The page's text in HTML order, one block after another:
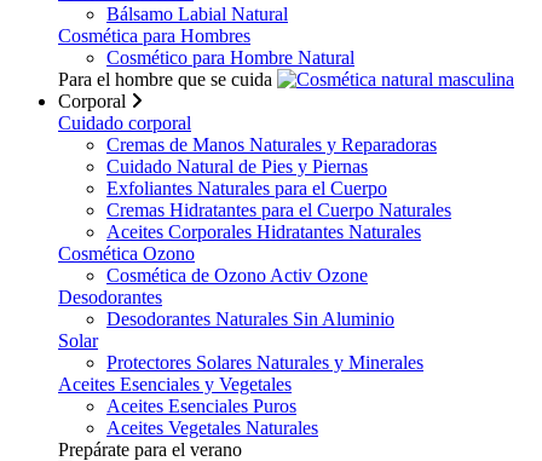
Bálsamo Labial Natural
Cosmética para Hombres
Cosmético para Hombre Natural
Para el hombre que se cuida
Corporal
Cuidado corporal
Cremas de Manos Naturales y Reparadoras
Cuidado Natural de Pies y Piernas
Exfoliantes Naturales para el Cuerpo
Cremas Hidratantes para el Cuerpo Naturales
Aceites Corporales Hidratantes Naturales
Cosmética Ozono
Cosmética de Ozono Activ Ozone
Desodorantes
Desodorantes Naturales Sin Aluminio
Solar
Protectores Solares Naturales y Minerales
Aceites Esenciales y Vegetales
Aceites Esenciales Puros
Aceites Vegetales Naturales
Prepárate para el verano